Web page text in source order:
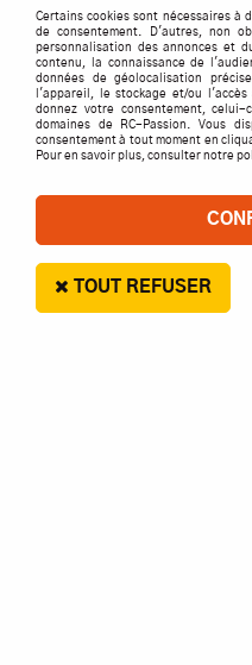
Accueil >
AVIONS
Certains cookies sont nécessaires à
de consentement. D'autres, non
personnalisation des annonces et
contenu, la connaissance de
données de géolocalisation
l'appareil, le stockage et/ou
donnez votre consentement,
domaines de RC-Passion. Vous
consentement à tout moment en
Pour en savoir plus, consulter notre
TOUT REFUSER